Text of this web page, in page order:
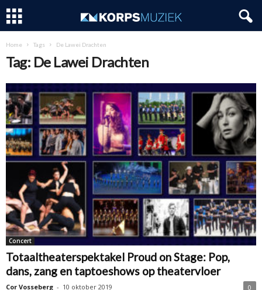
Home Tags De Lawei Drachten
Tag: De Lawei Drachten
Concert
Totaaltheaterspektakel Proud on Stage: Pop,
dans, zang en taptoeshows op theatervloer
Cor Vosseberg - 10 oktober 2019
0